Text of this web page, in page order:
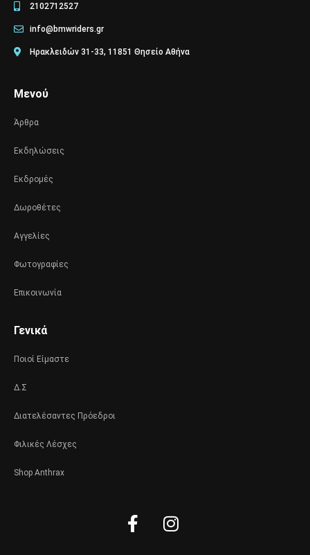
2102712527
info@bmwriders.gr
Ηρακλειδών 31-33, 11851 Θησείο Αθήνα
Μενού
Άρθρα
Εκδηλώσεις
Εκδρομές
Δωροθέτες
Αγγελίες
Φωτογραφίες
Επικοινωνία
Γενικά
Ποιοί Είμαστε
Δ.Σ
Διατελέσαντες Πρόεδροι
Φιλικές Λέσχες
Shop Anthrax
Facebook-
f
Instagram